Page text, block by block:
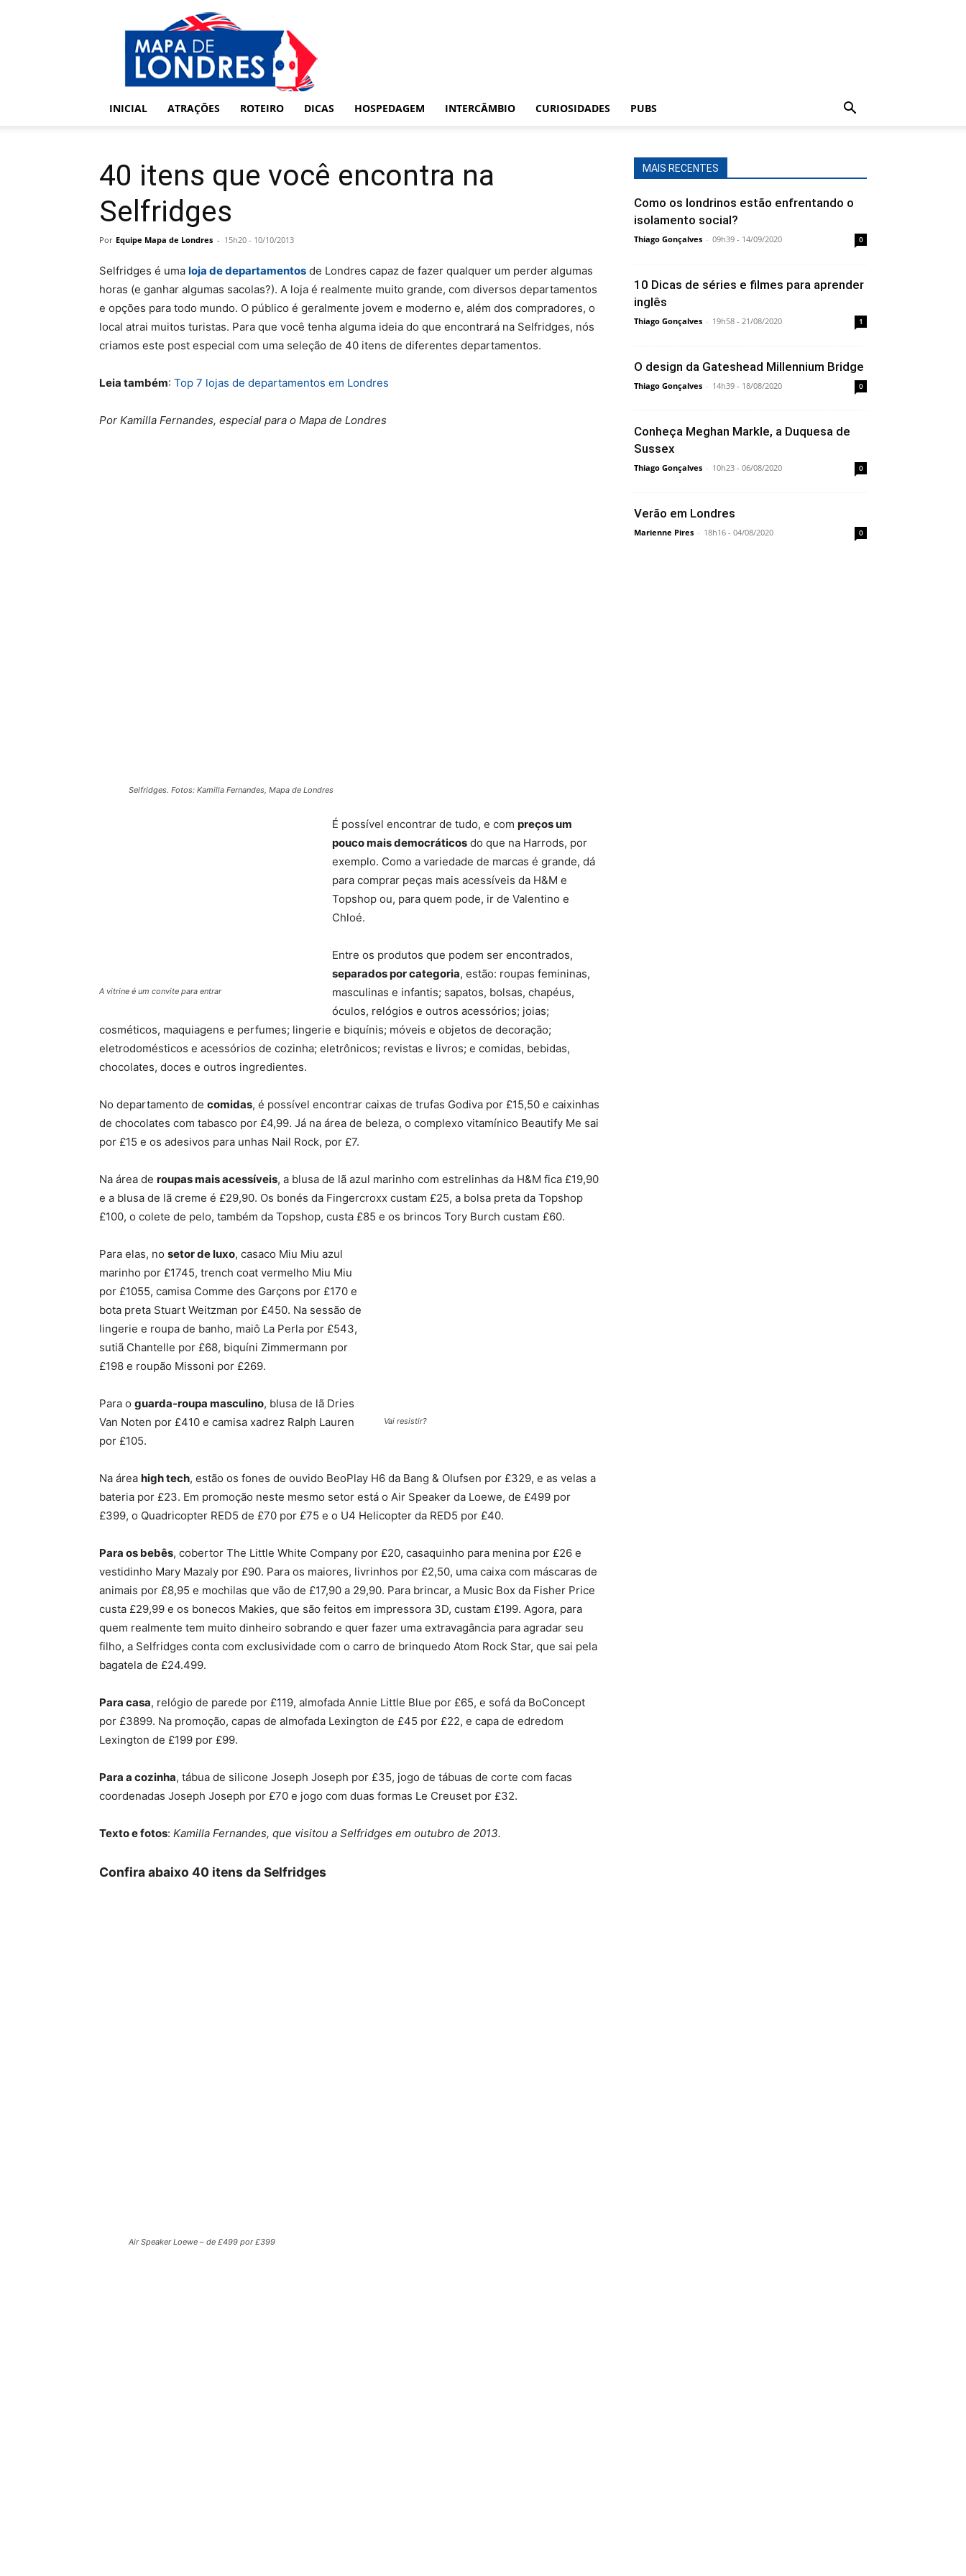
Londres
Mapa
de
Londres
INICIAL
ATRAÇÕES ROTEIRO DICAS HOSPEDAGEM INTERCÂMBIO CURIOSIDADES PUBS
40 itens que você encontra na
Selfridges
Por Equipe Mapa de Londres - 15h20 - 10/10/2013
Selfridges é uma loja de departamentos de Londres capaz de fazer qualquer um perder algumas
horas (e ganhar algumas sacolas?). A loja é realmente muito grande, com diversos departamentos
e opções para todo mundo. O público é geralmente jovem e moderno e, além dos compradores, o
local atrai muitos turistas. Para que você tenha alguma ideia do que encontrará na Selfridges, nós
criamos este post especial com uma seleção de 40 itens de diferentes departamentos.
Leia também: Top 7 lojas de departamentos em Londres
Por Kamilla Fernandes, especial para o Mapa de Londres
Selfridges. Fotos: Kamilla Fernandes, Mapa de Londres
A vitrine é um convite para entrar
É possível encontrar de tudo, e com preços um
pouco mais democráticos do que na Harrods, por
exemplo. Como a variedade de marcas é grande, dá
para comprar peças mais acessíveis da H&M e
Topshop ou, para quem pode, ir de Valentino e
Chloé.
Entre os produtos que podem ser encontrados,
separados por categoria, estão: roupas femininas,
masculinas e infantis; sapatos, bolsas, chapéus,
óculos, relógios e outros acessórios; joias;
cosméticos, maquiagens e perfumes; lingerie e biquínis; móveis e objetos de decoração;
eletrodomésticos e acessórios de cozinha; eletrônicos; revistas e livros; e comidas, bebidas,
chocolates, doces e outros ingredientes.
No departamento de comidas, é possível encontrar caixas de trufas Godiva por £15,50 e caixinhas
de chocolates com tabasco por £4,99. Já na área de beleza, o complexo vitamínico Beautify Me sai
por £15 e os adesivos para unhas Nail Rock, por £7.
Na área de roupas mais acessíveis, a blusa de lã azul marinho com estrelinhas da H&M fica £19,90
e a blusa de lã creme é £29,90. Os bonés da Fingercroxx custam £25, a bolsa preta da Topshop
£100, o colete de pelo, também da Topshop, custa £85 e os brincos Tory Burch custam £60.
Vai resistir?
Para elas, no setor de luxo, casaco Miu Miu azul
marinho por £1745, trench coat vermelho Miu Miu
por £1055, camisa Comme des Garçons por £170 e
bota preta Stuart Weitzman por £450. Na sessão de
lingerie e roupa de banho, maiô La Perla por £543,
sutiã Chantelle por £68, biquíni Zimmermann por
£198 e roupão Missoni por £269.
Para o guarda-roupa masculino, blusa de lã Dries
Van Noten por £410 e camisa xadrez Ralph Lauren
por £105.
Na área high tech, estão os fones de ouvido BeoPlay H6 da Bang & Olufsen por £329, e as velas a
bateria por £23. Em promoção neste mesmo setor está o Air Speaker da Loewe, de £499 por
£399, o Quadricopter RED5 de £70 por £75 e o U4 Helicopter da RED5 por £40.
Para os bebês, cobertor The Little White Company por £20, casaquinho para menina por £26 e
vestidinho Mary Mazaly por £90. Para os maiores, livrinhos por £2,50, uma caixa com máscaras de
animais por £8,95 e mochilas que vão de £17,90 a 29,90. Para brincar, a Music Box da Fisher Price
custa £29,99 e os bonecos Makies, que são feitos em impressora 3D, custam £199. Agora, para
quem realmente tem muito dinheiro sobrando e quer fazer uma extravagância para agradar seu
filho, a Selfridges conta com exclusividade com o carro de brinquedo Atom Rock Star, que sai pela
bagatela de £24.499.
Para casa, relógio de parede por £119, almofada Annie Little Blue por £65, e sofá da BoConcept
por £3899. Na promoção, capas de almofada Lexington de £45 por £22, e capa de edredom
Lexington de £199 por £99.
Para a cozinha, tábua de silicone Joseph Joseph por £35, jogo de tábuas de corte com facas
coordenadas Joseph Joseph por £70 e jogo com duas formas Le Creuset por £32.
Texto e fotos: Kamilla Fernandes, que visitou a Selfridges em outubro de 2013.
Confira abaixo 40 itens da Selfridges
Air Speaker Loewe – de £499 por £399
MAIS RECENTES
Como os londrinos estão enfrentando o
isolamento social?
Thiago Gonçalves - 09h39 - 14/09/2020 0
10 Dicas de séries e filmes para aprender
inglês
Thiago Gonçalves - 19h58 - 21/08/2020 1
O design da Gateshead Millennium Bridge
Thiago Gonçalves - 14h39 - 18/08/2020 0
Conheça Meghan Markle, a Duquesa de
Sussex
Thiago Gonçalves - 10h23 - 06/08/2020 0
Verão em Londres
Marienne Pires - 18h16 - 04/08/2020 0